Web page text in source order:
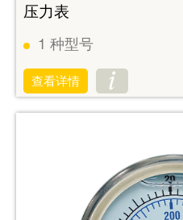
压力表
1 种型号
查看详情